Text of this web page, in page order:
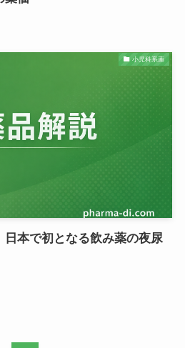
小児科系薬
本で初となる飲み薬の夜尿